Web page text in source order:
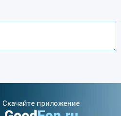
Cкачайте приложение